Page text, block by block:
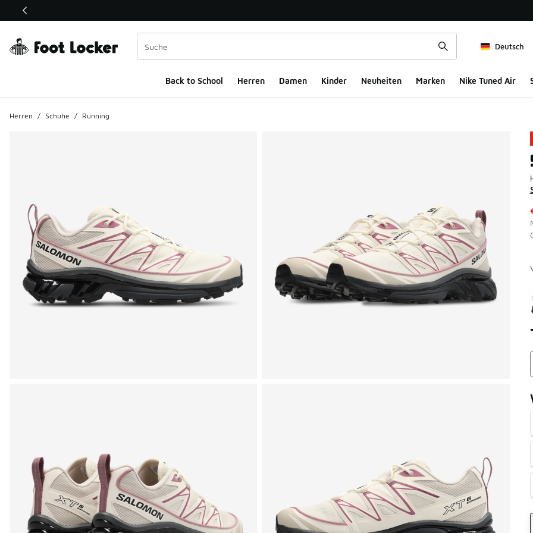
Dieser Link öffnet sich in einem neuen Fenster
Deutsch
Back to School Herren Damen Kinder Neuheiten Marken Nike Tuned Air
Herren / Schuhe / Running